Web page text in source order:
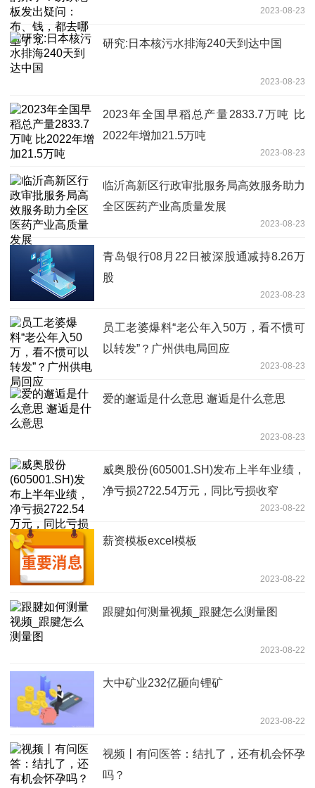
2023-08-23
研究:日本核污水排海240天到达中国
2023-08-23
2023年全国早稻总产量2833.7万吨 比
2022年增加21.5万吨
2023-08-23
临沂高新区行政审批服务局高效服务助力
全区医药产业高质量发展
2023-08-23
青岛银行08月22日被深股通减持8.26万
股
2023-08-23
员工老婆爆料“老公年入50万，看不惯可
以转发”？广州供电局回应
2023-08-23
爱的邂逅是什么意思 邂逅是什么意思
2023-08-23
威奥股份(605001.SH)发布上半年业绩，
净亏损2722.54万元，同比亏损收窄
2023-08-22
薪资模板excel模板
2023-08-22
跟腱如何测量视频_跟腱怎么测量图
2023-08-22
大中矿业232亿砸向锂矿
2023-08-22
视频丨有问医答：结扎了，还有机会怀孕
吗？